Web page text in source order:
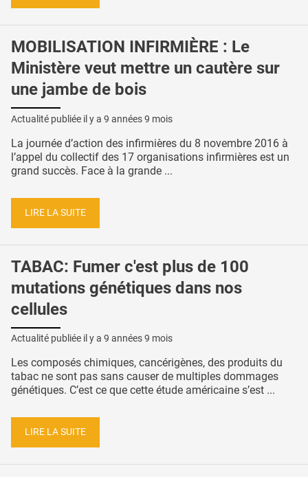
MOBILISATION INFIRMIÈRE : Le
Ministère veut mettre un cautère sur
une jambe de bois
Actualité publiée il y a 9 années 9 mois
La journée d’action des infirmières du 8 novembre 2016 à
l’appel du collectif des 17 organisations infirmières est un
grand succès. Face à la grande ...
LIRE LA SUITE
TABAC: Fumer c'est plus de 100
mutations génétiques dans nos
cellules
Actualité publiée il y a 9 années 9 mois
Les composés chimiques, cancérigènes, des produits du
tabac ne sont pas sans causer de multiples dommages
génétiques. C’est ce que cette étude américaine s’est ...
LIRE LA SUITE